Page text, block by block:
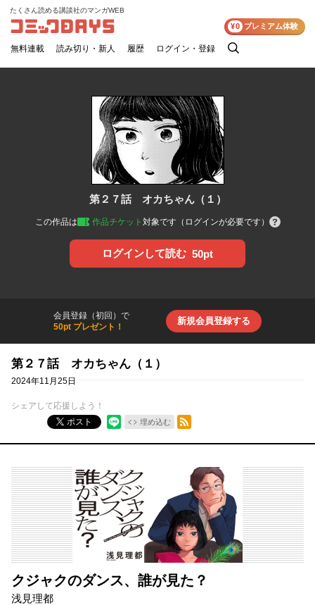
コミックDAYS
たくさん読める講談社のマンガWEB
無料連載 読み切り・新人 履歴 ログイン・登録
検
¥0 プレミアム体験
第２７話 オカちゃん（１）
この作品は 作品チケット 対象です（ログインが必要です）
ログインして読む 50pt
会員登録（初回）で
50pt プレゼント！
新規会員登録する
第２７話 オカちゃん（１）
2024年11月25日
シェアして応援しよう！
ポスト
埋め込む
RSSフィード
クジャクのダンス、誰が見た？
浅見理都